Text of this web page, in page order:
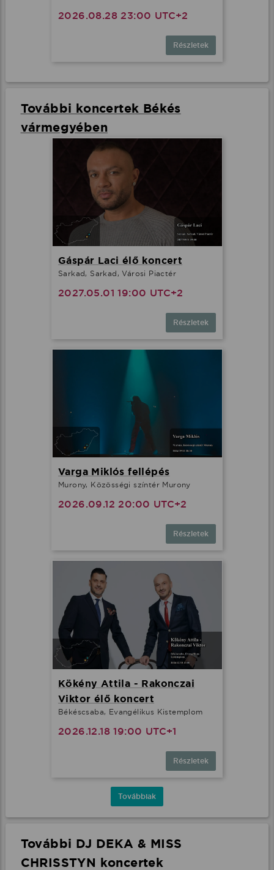
2026.08.28 23:00 UTC+2
Részletek
További koncertek Békés
vármegyében
Gáspár Laci élő koncert
Sarkad, Sarkad, Városi Piactér
2027.05.01 19:00 UTC+2
Részletek
Varga Miklós fellépés
Murony, Közösségi színtér Murony
2026.09.12 20:00 UTC+2
Részletek
Kökény Attila - Rakonczai
Viktor élő koncert
Békéscsaba, Evangélikus Kistemplom
2026.12.18 19:00 UTC+1
Részletek
Továbbiak
További DJ DEKA & MISS
CHRISSTYN koncertek